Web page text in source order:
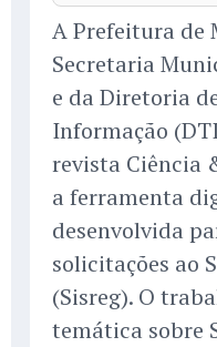
A Prefeitura de
Secretaria
e da Diretoria
Informação
revista Ciência
a ferramenta
desenvolvida
solicitações ao
(Sisreg). O
temática sobre